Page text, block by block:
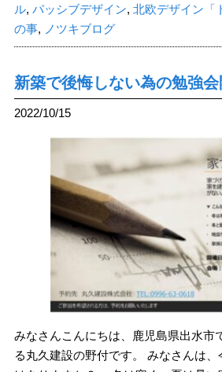
ル, パッシブデザイン, 北欧デザイン「
の事, ノツキブログ
新築で後悔しない為の勉強
2022/10/15
みなさんこんにちは、鹿児島県出水市
る丸久建設の野付です。 みなさんは